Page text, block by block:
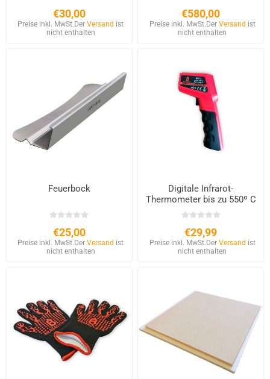
€30,00
Preise inkl. MwSt.DerVersand ist
nicht enthalten
€580,00
Preise inkl. MwSt.Der Versand ist
nicht enthalten
Feuerbock
€25,00
Preise inkl. MwSt.DerVersand ist
nicht enthalten
Digitale Infrarot-
Thermometer bis zu 550º C
€29,99
Preise inkl. MwSt.Der Versand ist
nicht enthalten